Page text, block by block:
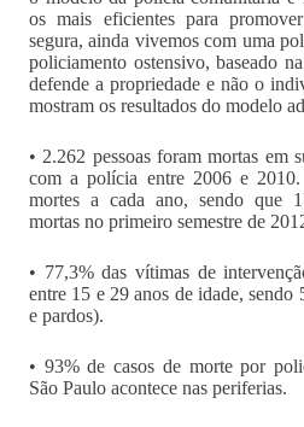
os mais eficientes para
segura, ainda vivemos com uma
policiamento ostensivo, baseado
defende a propriedade e não o
mostram os resultados do modelo
• 2.262 pessoas foram mortas em
com a polícia entre 2006 e
mortes a cada ano, sendo que
mortas no primeiro semestre de
• 77,3% das vítimas de
entre 15 e 29 anos de idade, sendo
e pardos).
• 93% de casos de morte por
São Paulo acontece nas periferias.